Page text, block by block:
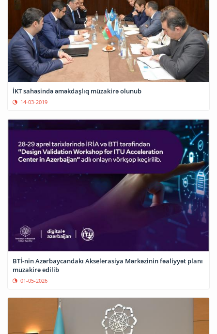
İKT sahəsində əməkdaşlıq müzakirə olunub
14-03-2019
BTİ-nin Azərbaycandakı Akselerasiya Mərkəzinin fəaliyyət planı
müzakirə edilib
01-05-2026